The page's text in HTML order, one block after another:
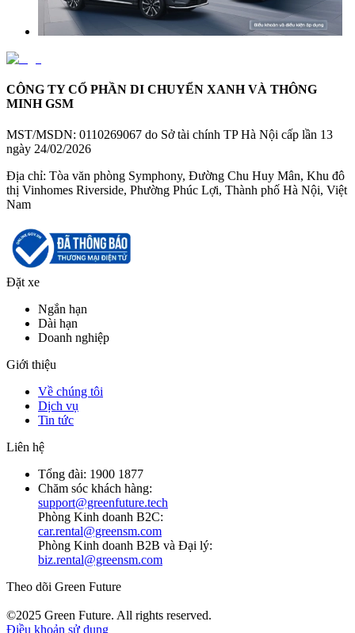
CÔNG TY CỔ PHẦN DI CHUYỂN XANH VÀ THÔNG
MINH GSM
MST/MSDN: 0110269067 do Sở tài chính TP Hà Nội cấp lần 13
ngày 24/02/2026
Địa chỉ: Tòa văn phòng Symphony, Đường Chu Huy Mân, Khu đô
thị Vinhomes Riverside, Phường Phúc Lợi, Thành phố Hà Nội, Việt
Nam
Đặt xe
Ngắn hạn
Dài hạn
Doanh nghiệp
Giới thiệu
Về chúng tôi
Dịch vụ
Tin tức
Liên hệ
Tổng đài: 1900 1877
Chăm sóc khách hàng:
support@greenfuture.tech
Phòng Kinh doanh B2C:
car.rental@greensm.com
Phòng Kinh doanh B2B và Đại lý:
biz.rental@greensm.com
Theo dõi Green Future
©2025 Green Future. All rights reserved.
Điều khoản sử dụng